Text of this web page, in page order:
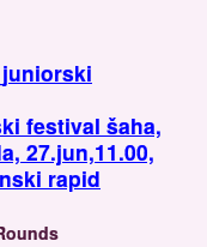
festival šaha,
27.jun,11.00,
rapid